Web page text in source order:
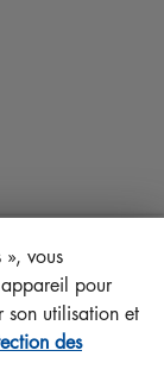
vous
pour
son utilisation et
des